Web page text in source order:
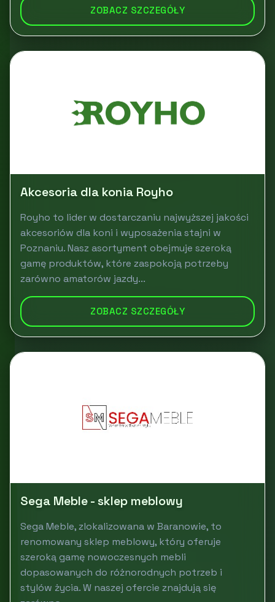
ZOBACZ SZCZEGÓŁY
Akcesoria dla konia Royho
Royho to lider w dostarczaniu najwyższej jakości
akcesoriów dla koni i wyposażenia stajni w
Poznaniu. Nasz asortyment obejmuje szeroką
gamę produktów, które zaspokoją potrzeby
zarówno amatorów jazdy...
ZOBACZ SZCZEGÓŁY
Sega Meble - sklep meblowy
Sega Meble, zlokalizowana w Baranowie, to
renomowany sklep meblowy, który oferuje
szeroką gamę nowoczesnych mebli
dopasowanych do różnorodnych potrzeb i
stylów życia. W naszej ofercie znajdują się